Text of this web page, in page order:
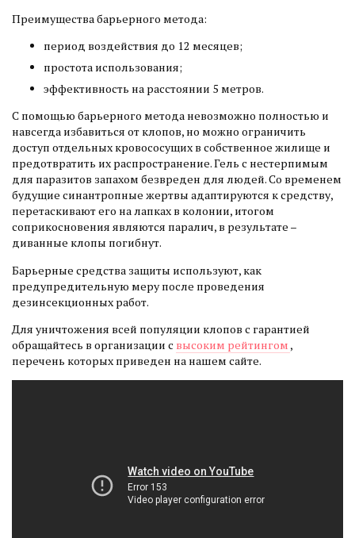
Преимущества барьерного метода:
период воздействия до 12 месяцев;
простота использования;
эффективность на расстоянии 5 метров.
С помощью барьерного метода невозможно полностью и
навсегда избавиться от клопов, но можно ограничить
доступ отдельных кровососущих в собственное жилище и
предотвратить их распространение. Гель с нестерпимым
для паразитов запахом безвреден для людей. Со временем
будущие синантропные жертвы адаптируются к средству,
перетаскивают его на лапках в колонии, итогом
соприкосновения являются паралич, в результате –
диванные клопы погибнут.
Барьерные средства защиты используют, как
предупредительную меру после проведения
дезинсекционных работ.
Для уничтожения всей популяции клопов с гарантией
обращайтесь в организации с высоким рейтингом ,
перечень которых приведен на нашем сайте.